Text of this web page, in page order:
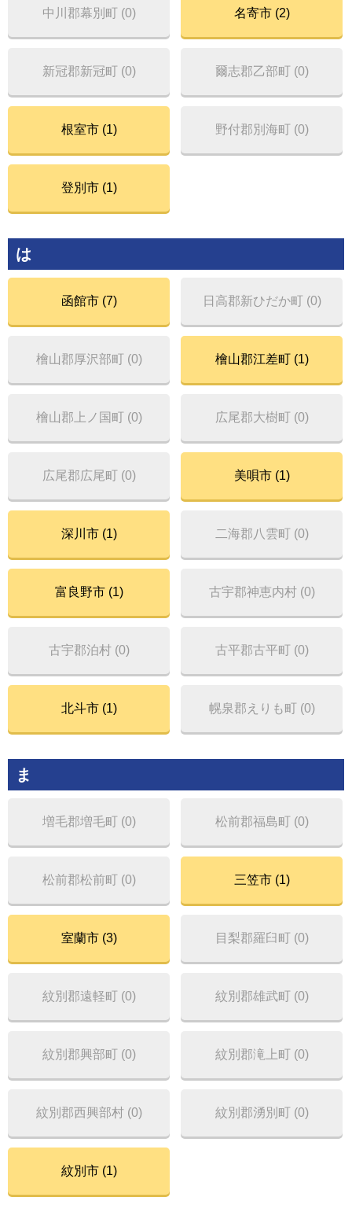
中川郡幕別町 (0) 名寄市 (2)
新冠郡新冠町 (0) 爾志郡乙部町 (0)
根室市 (1) 野付郡別海町 (0)
登別市 (1)
は
函館市 (7) 日高郡新ひだか町 (0)
檜山郡厚沢部町 (0) 檜山郡江差町 (1)
檜山郡上ノ国町 (0) 広尾郡大樹町 (0)
広尾郡広尾町 (0) 美唄市 (1)
深川市 (1) 二海郡八雲町 (0)
富良野市 (1) 古宇郡神恵内村 (0)
古宇郡泊村 (0) 古平郡古平町 (0)
北斗市 (1) 幌泉郡えりも町 (0)
ま
増毛郡増毛町 (0) 松前郡福島町 (0)
松前郡松前町 (0) 三笠市 (1)
室蘭市 (3) 目梨郡羅臼町 (0)
紋別郡遠軽町 (0) 紋別郡雄武町 (0)
紋別郡興部町 (0) 紋別郡滝上町 (0)
紋別郡西興部村 (0) 紋別郡湧別町 (0)
紋別市 (1)